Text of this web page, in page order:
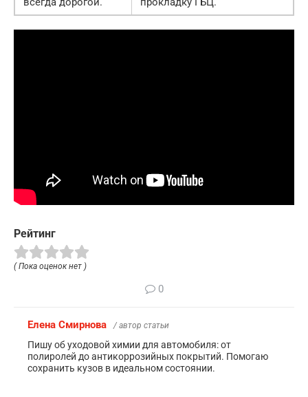
Рейтинг
( Пока оценок нет )
0
Елена Смирнова / автор статьи
Пишу об уходовой химии для автомобиля: от
полиролей до антикоррозийных покрытий. Помогаю
сохранить кузов в идеальном состоянии.